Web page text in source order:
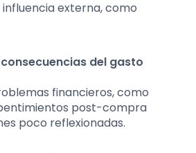
externa, como
del gasto
financieros, como
post-compra
poco reflexionadas.